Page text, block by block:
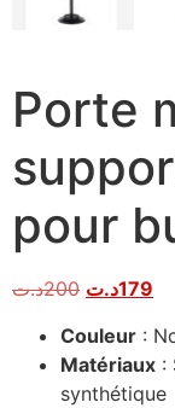
Porte
pour
200د.ت 179د.ت
Couleur :
Matériaux :
synthétique